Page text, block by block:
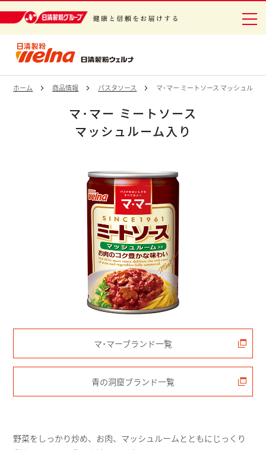
ホーム 商品情報 パスタソース マ･マー ミートソース マッシュルー
マ･マー ミートソース
マッシュルーム入り
マ･マーブランド一覧
青の洞窟ブランド一覧
野菜をしっかり炒め、お肉、マッシュルームとともにじっくり